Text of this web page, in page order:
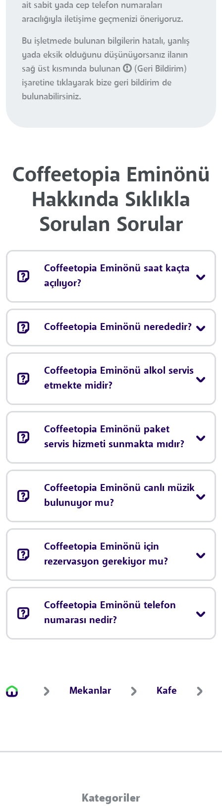
ait sabit yada cep telefon numaraları
aracılığıyla iletişime geçmenizi öneriyoruz.
Bu işletmede bulunan bilgilerin hatalı, yanlış
yada eksik olduğunu düşünüyorsanız ilanın
sağ üst kısmında bulunan
(Geri Bildirim)
işaretine tıklayarak bize geri bildirim de
bulunabilirsiniz.
Coffeetopia Eminönü
Hakkında Sıklıkla
Sorulan Sorular
Coffeetopia Eminönü saat kaçta
açılıyor?
Coffeetopia Eminönü nerededir?
Coffeetopia Eminönü alkol servis
etmekte midir?
Coffeetopia Eminönü paket
servis hizmeti sunmakta mıdır?
Coffeetopia Eminönü canlı müzik
bulunuyor mu?
Coffeetopia Eminönü için
rezervasyon gerekiyor mu?
Coffeetopia Eminönü telefon
numarası nedir?
Mekanlar Kafe
Kategoriler